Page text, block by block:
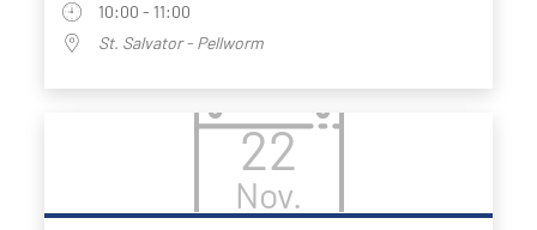
10:00 - 11:00
St. Salvator - Pellworm
22
Nov.